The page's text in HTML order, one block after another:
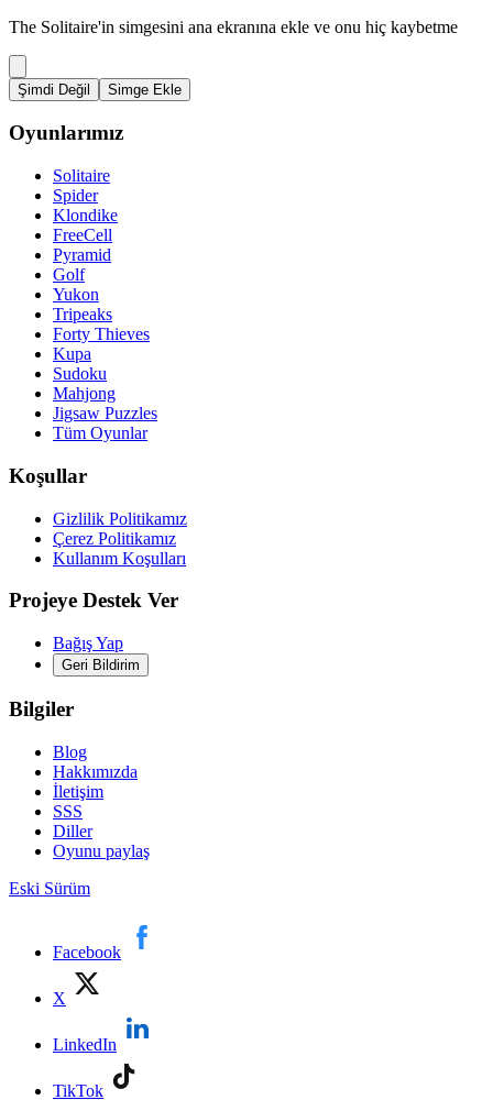
The Solitaire'in simgesini ana ekranına ekle ve onu hiç kaybetme
Şimdi Değil Simge Ekle
Oyunlarımız
Solitaire
Spider
Klondike
FreeCell
Pyramid
Golf
Yukon
Tripeaks
Forty Thieves
Kupa
Sudoku
Mahjong
Jigsaw Puzzles
Tüm Oyunlar
Koşullar
Gizlilik Politikamız
Çerez Politikamız
Kullanım Koşulları
Projeye Destek Ver
Bağış Yap
Geri Bildirim
Bilgiler
Blog
Hakkımızda
İletişim
SSS
Diller
Oyunu paylaş
Eski Sürüm
Facebook
X
LinkedIn
TikTok